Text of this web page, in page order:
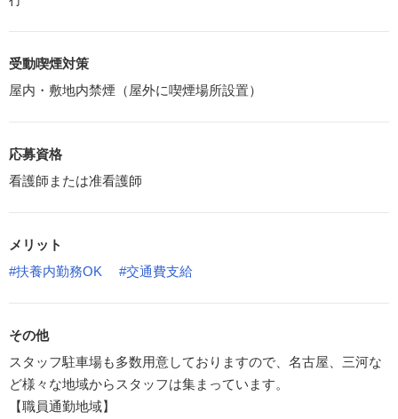
受動喫煙対策
屋内・敷地内禁煙（屋外に喫煙場所設置）
応募資格
看護師または准看護師
メリット
#扶養内勤務OK
#交通費支給
その他
スタッフ駐車場も多数用意しておりますので、名古屋、三河な
ど様々な地域からスタッフは集まっています。
【職員通勤地域】